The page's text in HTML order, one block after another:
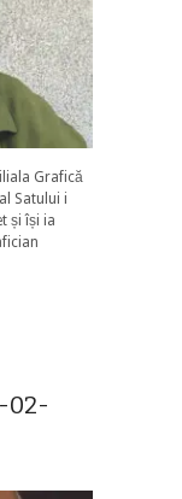
Grafică
Satului i
și își ia
02-